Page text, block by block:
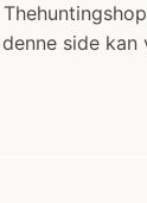
side